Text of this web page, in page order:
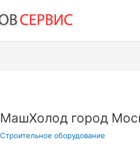
МашХолод город
Строительное оборудование